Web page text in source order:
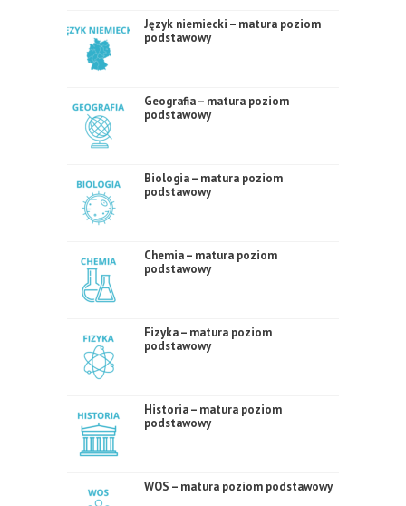
Język niemiecki – matura poziom
podstawowy
Geografia – matura poziom
podstawowy
Biologia – matura poziom
podstawowy
Chemia – matura poziom
podstawowy
Fizyka – matura poziom
podstawowy
Historia – matura poziom
podstawowy
WOS – matura poziom podstawowy